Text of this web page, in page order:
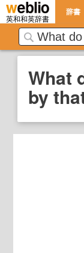
英和和英辞書
辞書
What
by